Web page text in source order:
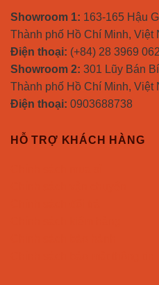
Showroom 1: 163-165 Hậu
Thành phố Hồ Chí Minh, Việt
Điện thoại: (+84) 28 3969
Showroom 2: 301 Lũy Bán
Thành phố Hồ Chí Minh, Việt
Điện thoại: 0903688738
HỖ TRỢ KHÁCH HÀNG